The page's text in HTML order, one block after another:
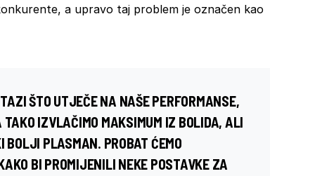
a upravo taj problem je označen kao
ŠTO UTJEČE NA NAŠE PERFORMANSE,
IZVLAČIMO MAKSIMUM IZ BOLIDA, ALI
BOLJI PLASMAN. PROBAT ĆEMO
BI PROMIJENILI NEKE POSTAVKE ZA